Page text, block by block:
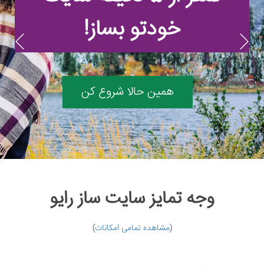
آموزش
امکانات
نمونه کارها
وبلاگ
تماس با ما
بیشتر
خودتو بساز!
همین حالا شروع کن
وجه تمایز سایت ساز رایو
(مشاهده تمامی امکانات)